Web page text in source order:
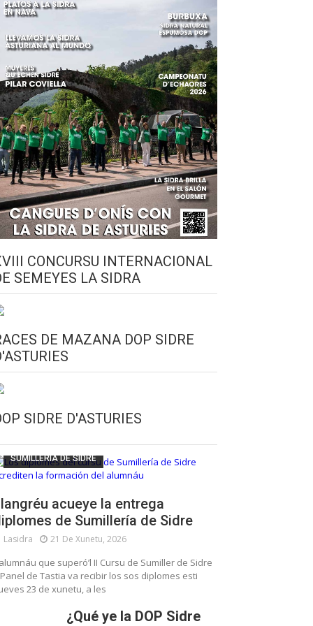
CONCURSU INTERNACIONAL
SEMEYES LA SIDRA
DE MAZANA DOP SIDRE
SIDRE D'ASTURIES
ESCUELA DE SUMILLERÍA DE LA SIDRE
SUMILLERÍA DE SIDRE
acueye la entrega
de Sumillería de Sidre
Lasidra 21 De Xunetu, 2026
que superó’l II Cursu de Sumiller de Sidre
de Tastia va recibir los sos diplomes esti
23 de xunetu, a les
¿Qué ye la DOP Sidre